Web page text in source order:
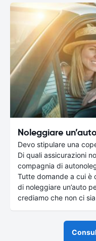
Noleggiare
Devo stipulare una
Di quali assicurazioni
compagnia di
Tutte domande a cui è
di noleggiare un’auto
crediamo che non ci